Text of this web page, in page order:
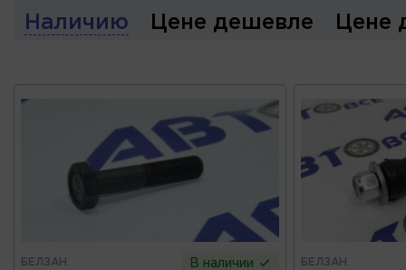
Наличию Цене дешевле Цене
БЕЛЗАН В наличии БЕЛЗАН